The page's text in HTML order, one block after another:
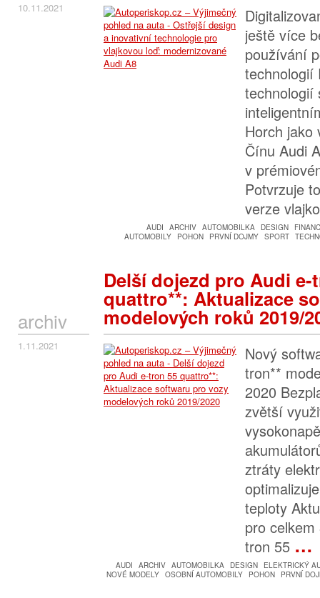
10.11.2021
ještě více
používání
technologií
technologií
Horch jako
Čínu Audi
v
Potvrzuje
verze
AUDI ARCHIV AUTOMOBILKA DESIGN
AUTOMOBILY
POHON PRVNÍ DOJMY SPORT
Delší dojezd pro Audi e-
quattro**: Aktualizace
modelových roků 2019/
archiv
1.11.2021
Nový
tron**
2020
zvětší
ztráty
teploty
pro
tron 55 …
AUDI ARCHIV AUTOMOBILKA DESIGN
ELEKTRICKÝ
NOVÉ MODELY OSOBNÍ AUTOMOBILY POHON PRVNÍ